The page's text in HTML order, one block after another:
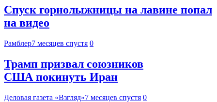
Спуск горнолыжницы на лавине попал
на видео
Рамблер7 месяцев спустя 0
Трамп призвал союзников
США покинуть Иран
Деловая газета «Взгляд»7 месяцев спустя 0